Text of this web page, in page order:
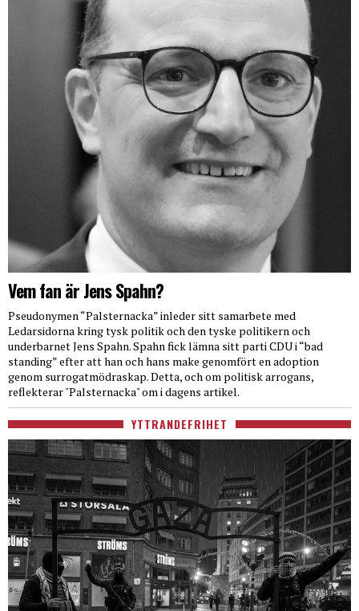
Vem fan är Jens Spahn?
Pseudonymen “Palsternacka” inleder sitt samarbete med
Ledarsidorna kring tysk politik och den tyske politikern och
underbarnet Jens Spahn. Spahn fick lämna sitt parti CDU i “bad
standing” efter att han och hans make genomfört en adoption
genom surrogatmödraskap. Detta, och om politisk arrogans,
reflekterar "Palsternacka" om i dagens artikel.
YTTRANDEFRIHET